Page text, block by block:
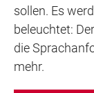
sollen. Es
beleuchtet:
die
mehr.